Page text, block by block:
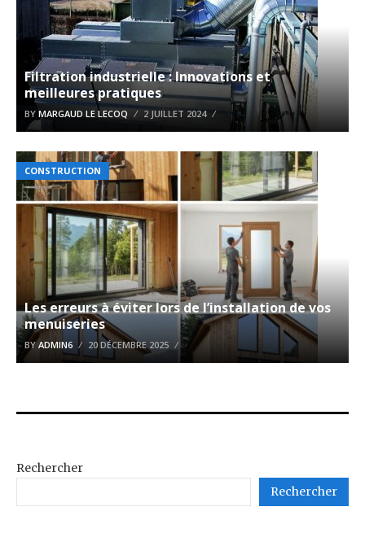
Filtration industrielle : Innovations et
meilleures pratiques
BY MARGAUD LE LECOQ 2 JUILLET 2024
CONSTRUCTION
Les erreurs à éviter lors de l’installation de vos
menuiseries
BYADMIN6 20 DÉCEMBRE 2025
Rechercher
Rechercher